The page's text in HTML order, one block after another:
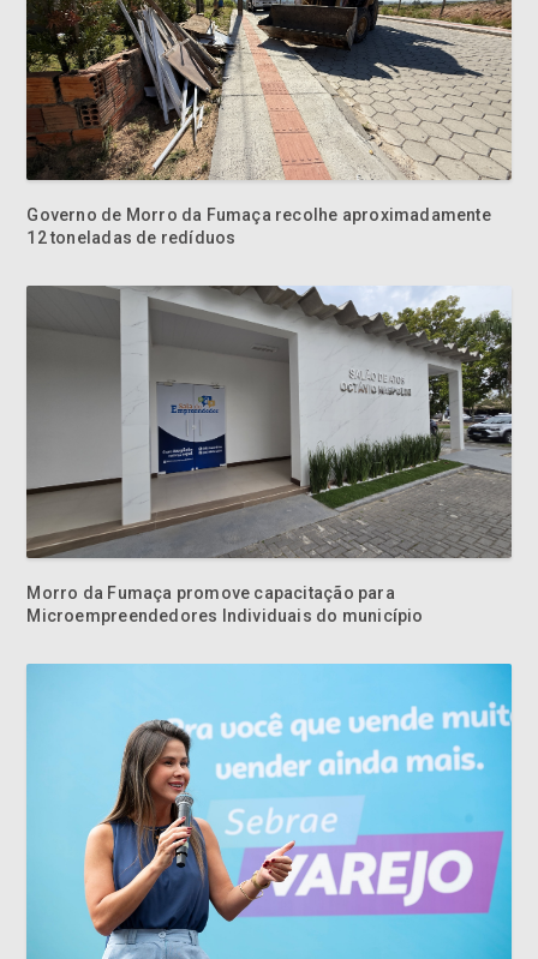
Governo de Morro da Fumaça recolhe aproximadamente
12 toneladas de redíduos
Morro da Fumaça promove capacitação para
Microempreendedores Individuais do município